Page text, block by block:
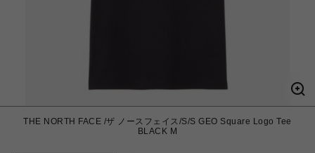
THE NORTH FACE /ザ ノースフェイス/S/S GEO Square Logo Tee
BLACK M